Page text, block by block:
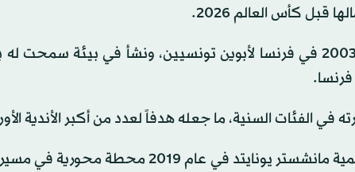
قبل كأس العالم 2026.
وولد المجبري في عام 2003 في فرنسا لأبوين تونسيين، ونشأ في
في الفئات السنية، ما جعله هدفاً لعدد من أكبر الأندية
وشكل انتقاله إلى أكاديمية مانشستر